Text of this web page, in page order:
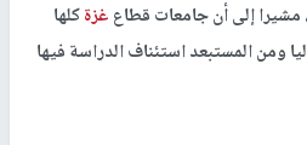
مشيرا إلى أن جامعات قطاعغزةكلها
ومن المستبعد استئناف الدراسة فيها